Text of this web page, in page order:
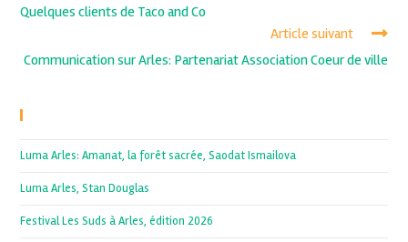
Quelques clients de Taco and Co
Article suivant
Communication sur Arles: Partenariat Association Coeur de ville
Luma Arles: Amanat, la forêt sacrée, Saodat Ismailova
Luma Arles, Stan Douglas
Festival Les Suds à Arles, édition 2026